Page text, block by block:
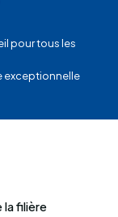
pour tous les
exceptionnelle
filière